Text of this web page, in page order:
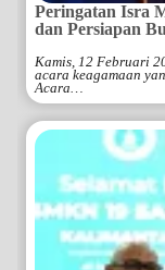
Peringatan Isra
dan Persiapan
Kamis, 12 Februari
acara keagamaan
Acara…